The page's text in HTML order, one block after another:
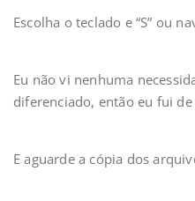
Escolha o teclado e “S” ou
Eu não vi nenhuma
diferenciado, então eu fui
E aguarde a cópia dos